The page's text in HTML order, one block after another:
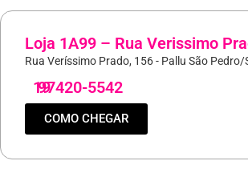
Loja 1A99 – Rua Verissimo
Rua Veríssimo Prado, 156 - Pallu São Pedro/
19
97420-5542
COMO CHEGAR